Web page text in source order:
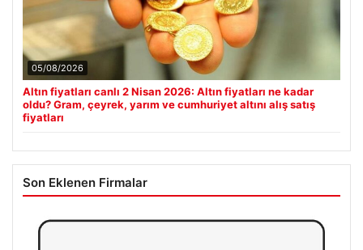
05/08/2026
Altın fiyatları canlı 2 Nisan 2026: Altın fiyatları ne kadar
oldu? Gram, çeyrek, yarım ve cumhuriyet altını alış satış
fiyatları
Son Eklenen Firmalar